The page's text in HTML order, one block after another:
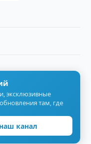
эксклюзивные
там, где
канал